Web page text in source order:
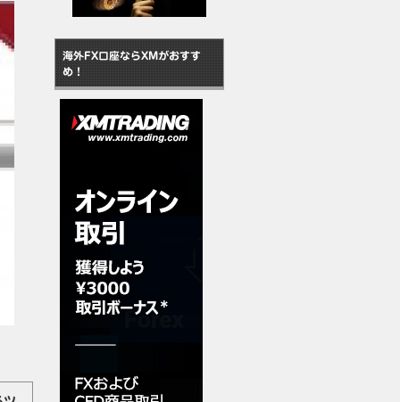
海外FX口座ならXMがおすす
め！